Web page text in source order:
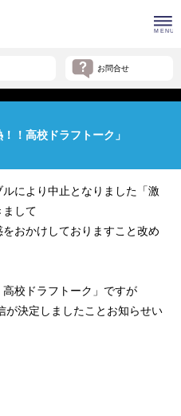
お問合せ
！高校ドラフトーク」
により中止となりました「激
して
おかけしておりますこと改め
校ドラフトーク」ですが
が決定しましたことお知らせい